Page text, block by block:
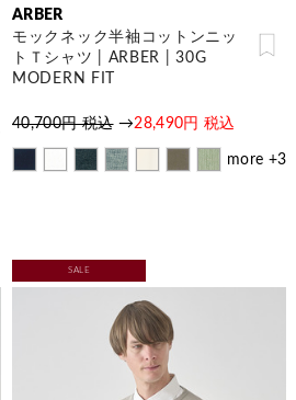
ARBER
モックネック半袖コットンニッ
トＴシャツ | ARBER | 30G
MODERN FIT
40,700円 税込→28,490円 税込
more +3
SALE